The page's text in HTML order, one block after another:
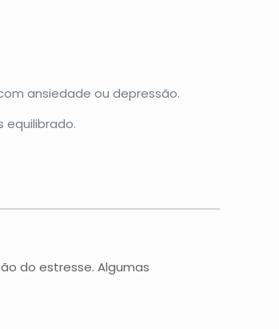
ansiedade ou depressão.
equilibrado.
do estresse. Algumas